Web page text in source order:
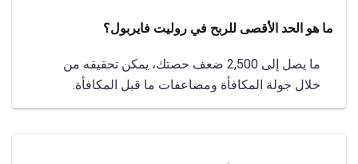
ما هو الحد الأقصى للربح في روليت فايربول؟
ما يصل إلى 2,500 ضعف حصتك، يمكن تحقيقه من
خلال جولة المكافأة ومضاعفات ما قبل المكافأة.